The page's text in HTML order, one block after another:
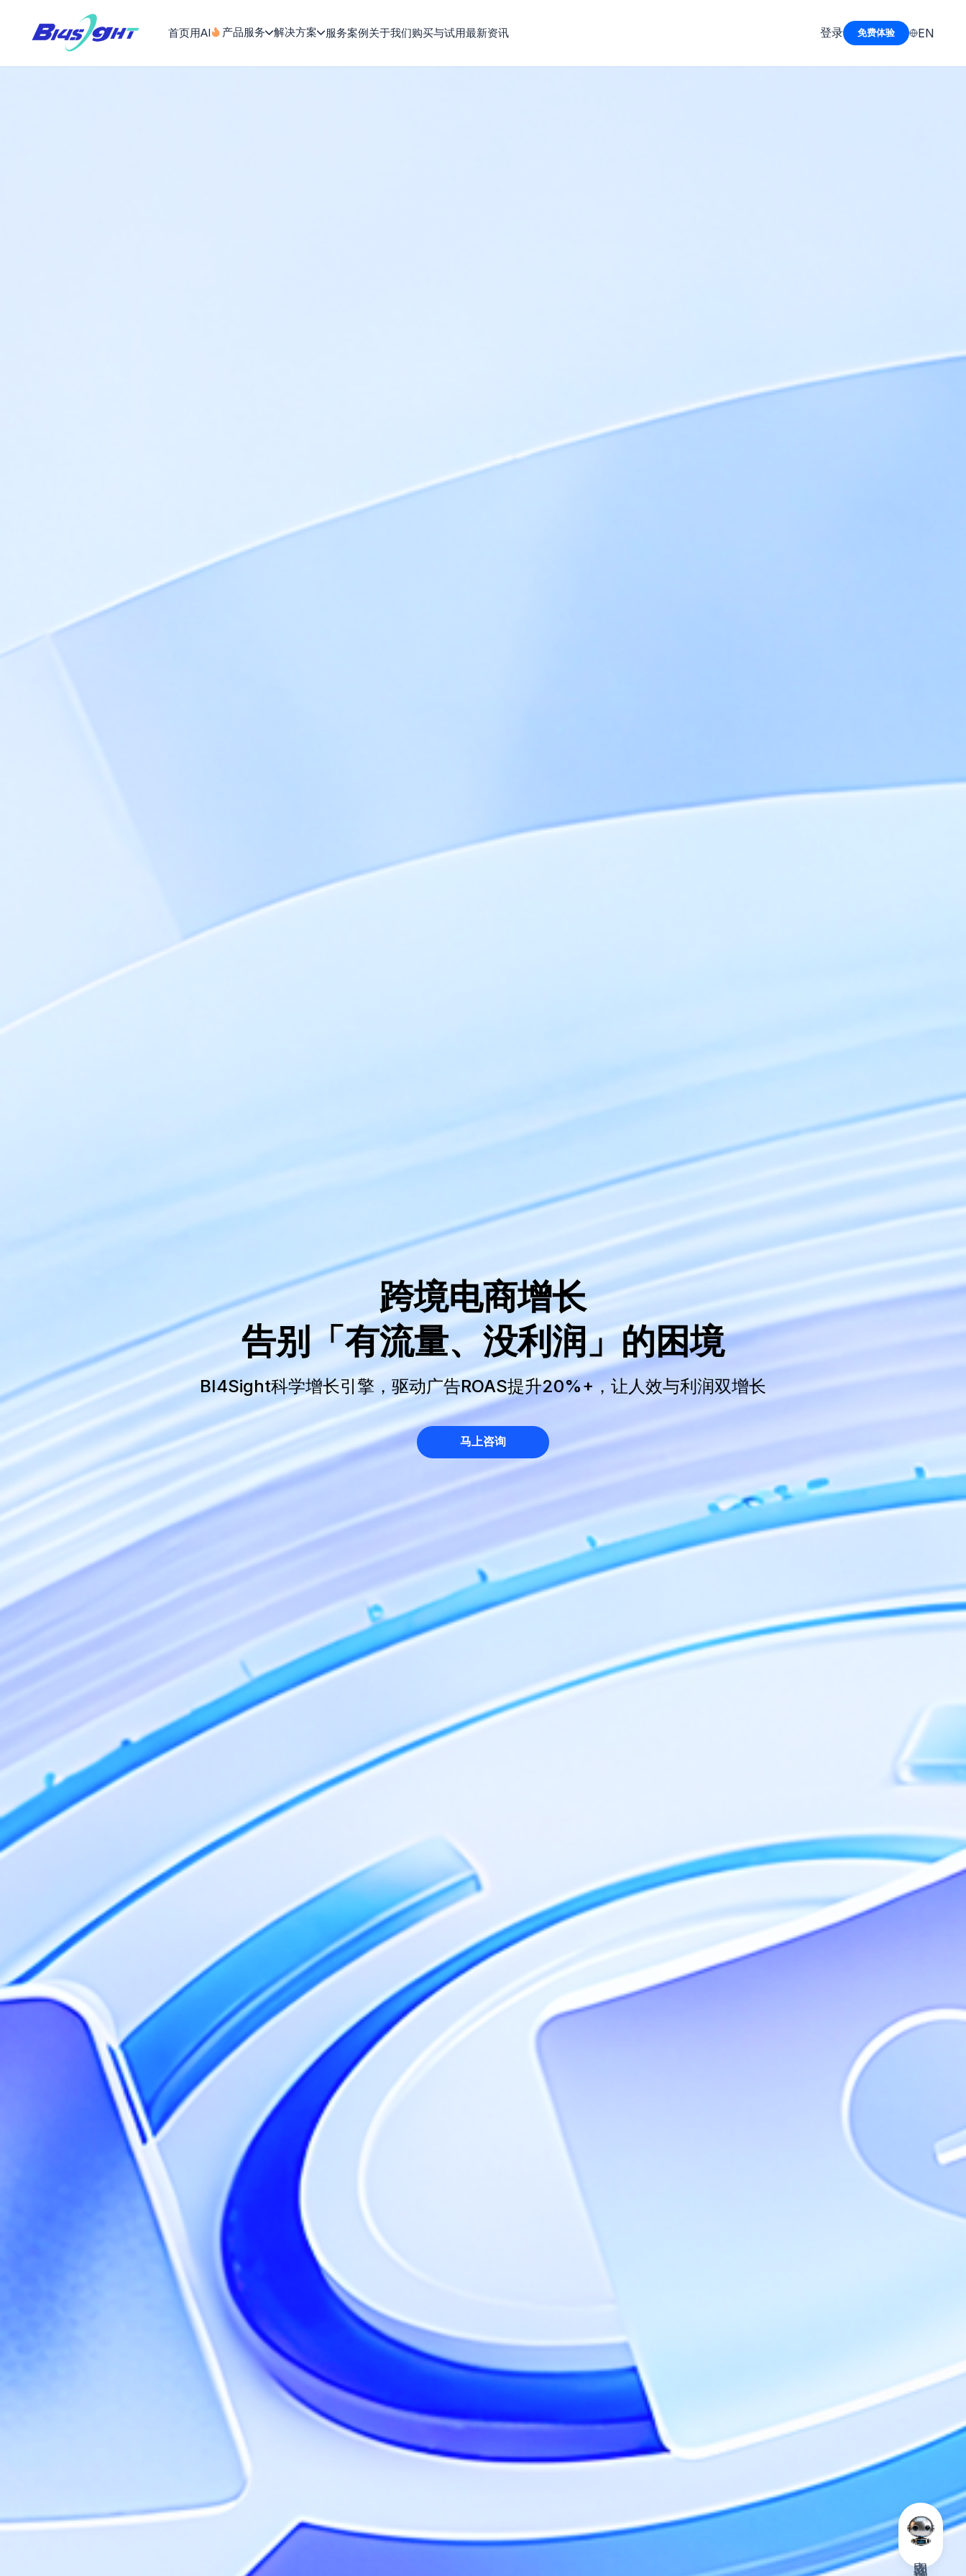
首页用AI 产品服务 解决方案 服务案例关于我们购买与试用最新资讯 登录 免费体验 EN
跨境电商增长
告别「有流量、没利润」的困境
BI4Sight科学增长引擎，驱动广告ROAS提升20%+，让人效与利润双增长
马上咨询